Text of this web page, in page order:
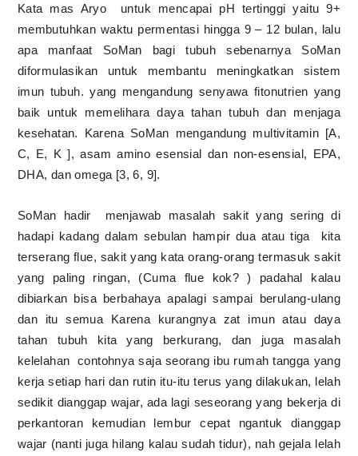
Kata mas Aryo untuk mencapai pH tertinggi yaitu 9+
membutuhkan waktu permentasi hingga 9 – 12 bulan, lalu
apa manfaat SoMan bagi tubuh sebenarnya SoMan
diformulasikan untuk membantu meningkatkan sistem
imun tubuh.yang mengandung senyawa fitonutrien yang
baik untuk memelihara daya tahan tubuh dan menjaga
kesehatan. Karena SoMan mengandung multivitamin [A,
C, E, K ], asam amino esensial dan non-esensial, EPA,
DHA, dan omega [3, 6, 9].
SoMan hadir
menjawab masalah sakit yang sering di
hadapi kadang dalam sebulan hampir dua atau tiga
kita
terserang flue, sakit yang kata orang-orang termasuk sakit
yang paling ringan, (Cuma flue kok? ) padahal kalau
dibiarkan bisa berbahaya apalagi sampai berulang-ulang
dan itu semua Karena kurangnya zat imun atau daya
tahan tubuh kita yang berkurang, dan juga masalah
kelelahan contohnya saja seorang ibu rumah tangga yang
kerja setiap hari dan rutin itu-itu terus yang dilakukan, lelah
sedikit dianggap wajar, ada lagi seseorang yang bekerja di
perkantoran kemudian lembur cepat ngantuk dianggap
wajar (nanti juga hilang kalau sudah tidur), nah gejala lelah